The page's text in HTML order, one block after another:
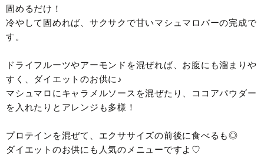
固めるだけ！
冷やして固めれば、サクサクで甘いマシュマロバーの完成で
す。
ドライフルーツやアーモンドを混ぜれば、お腹にも溜まりや
すく、ダイエットのお供に♪
マシュマロにキャラメルソースを混ぜたり、ココアパウダー
を入れたりとアレンジも多様！
プロテインを混ぜて、エクササイズの前後に食べるも◎
ダイエットのお供にも人気のメニューですよ♡